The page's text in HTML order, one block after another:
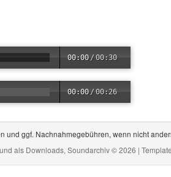
00:00 /00:30
00:00 /00:26
und ggf. Nachnahmegebühren, wenn nicht
als Downloads, Soundarchiv © 2026 |